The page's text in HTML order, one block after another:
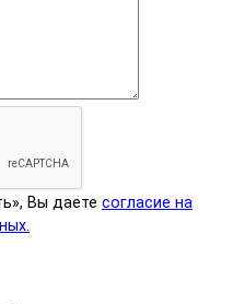
Вы даете согласие на